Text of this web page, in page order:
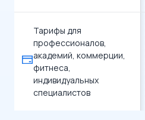
Тарифы для
профессионалов,
академий, коммерции,
фитнеса,
индивидуальных
специалистов